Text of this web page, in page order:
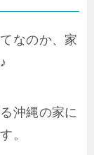
なのか、家
沖縄の家に
。